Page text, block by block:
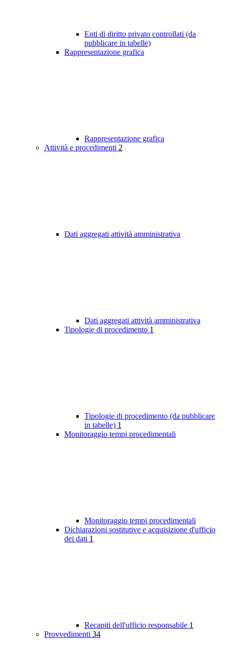
Enti di diritto privato controllati (da
pubblicare in tabelle)
Rappresentazione grafica
Rappresentazione grafica
Attività e procedimenti 2
Dati aggregati attività amministrativa
Dati aggregati attività amministrativa
Tipologie di procedimento 1
Tipologie di procedimento (da pubblicare
in tabelle) 1
Monitoraggio tempi procedimentali
Monitoraggio tempi procedimentali
Dichiarazioni sostitutive e acquisizione d'ufficio
dei dati 1
Recapiti dell'ufficio responsabile 1
Provvedimenti 34